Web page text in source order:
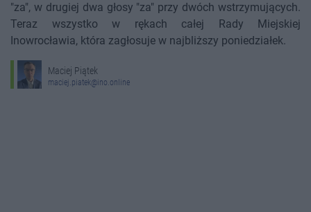
"za", w drugiej dwa głosy "za" przy dwóch wstrzymujących.
Teraz wszystko w rękach całej Rady Miejskiej
Inowrocławia, która zagłosuje w najbliższy poniedziałek.
Maciej Piątek
maciej.piatek@ino.online